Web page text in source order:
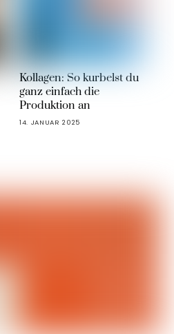
Kollagen: So kurbelst du
ganz einfach die
Produktion an
14. JANUAR 2025